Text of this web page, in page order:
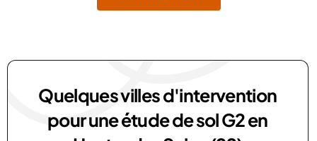
Quelques villes d'intervention
pour une étude de sol G2 en